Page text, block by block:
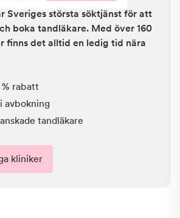
Sveriges största söktjänst för att
boka tandläkare. Med över 160
finns det alltid en ledig tid nära
rabatt
avbokning
tandläkare
kliniker